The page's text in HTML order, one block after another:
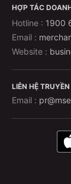
HỢP TÁC
Hotline : 1900
Email :
Website :
LIÊN HỆ
Email :